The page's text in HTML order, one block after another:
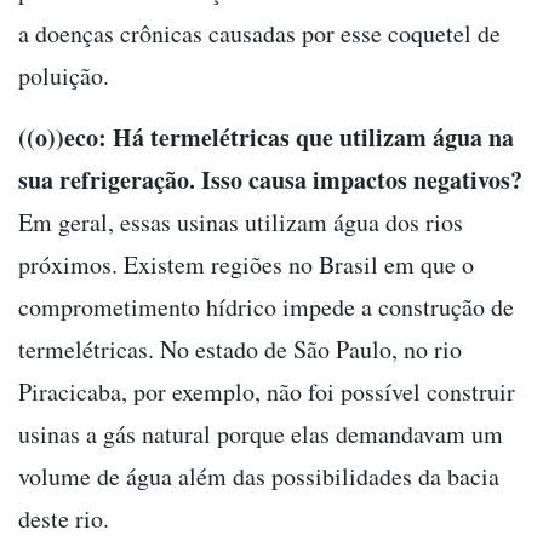
a doenças crônicas causadas por esse coquetel de
poluição.
((o))eco: Há termelétricas que utilizam água na
sua refrigeração. Isso causa impactos negativos?
Em geral, essas usinas utilizam água dos rios
próximos. Existem regiões no Brasil em que o
comprometimento hídrico impede a construção de
termelétricas. No estado de São Paulo, no rio
Piracicaba, por exemplo, não foi possível construir
usinas a gás natural porque elas demandavam um
volume de água além das possibilidades da bacia
deste rio.